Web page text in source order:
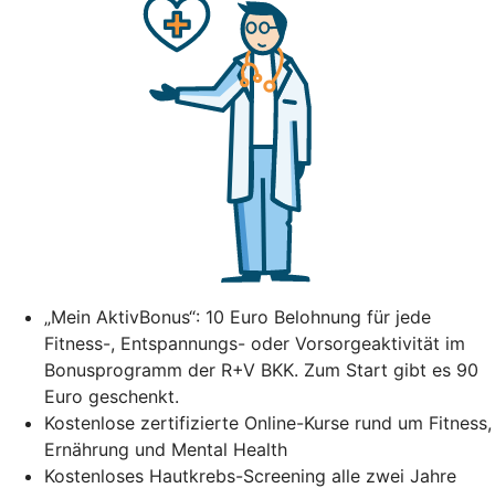
„Mein AktivBonus“: 10 Euro Belohnung für jede
Fitness-, Entspannungs- oder Vorsorgeaktivität im
Bonusprogramm der R+V BKK. Zum Start gibt es 90
Euro geschenkt.
Kostenlose zertifizierte Online-Kurse rund um Fitness,
Ernährung und Mental Health
Kostenloses Hautkrebs-Screening alle zwei Jahre